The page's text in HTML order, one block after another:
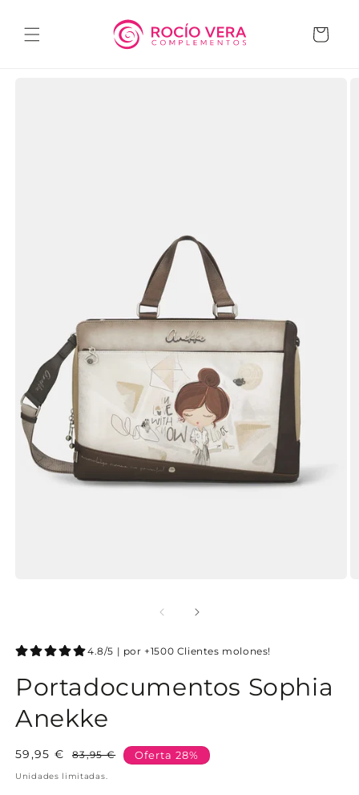
al contenido
Carrito
4.8/5 | por +1500 Clientes molones!
Portadocumentos Sophia
Anekke
Precio
83,95 €
Precio
59,95 € Oferta 28%
Unidades limitadas.